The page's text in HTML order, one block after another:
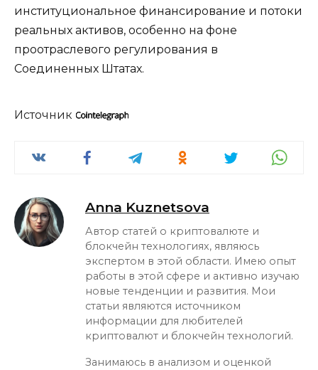
институциональное финансирование и потоки
реальных активов, особенно на фоне
проотраслевого регулирования в
Соединенных Штатах.
Источник
Anna Kuznetsova
Автор статей о криптовалюте и
блокчейн технологиях, являюсь
экспертом в этой области. Имею опыт
работы в этой сфере и активно изучаю
новые тенденции и развития. Мои
статьи являются источником
информации для любителей
криптовалют и блокчейн технологий.
Занимаюсь в анализом и оценкой